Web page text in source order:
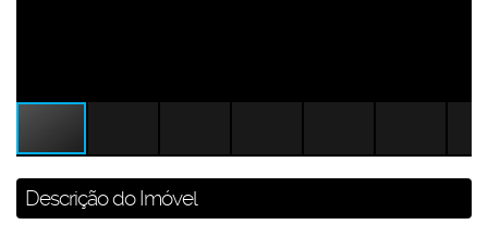
Descrição do Imóvel